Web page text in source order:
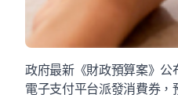
政府最新《財政預算案》
電子支付平台派發消費券